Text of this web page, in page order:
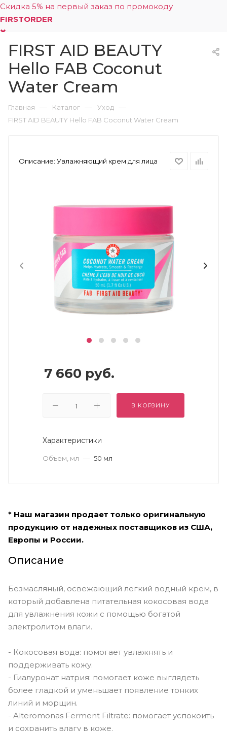
Скидка 5% на первый заказ по промокоду
FIRSTORDER
0
FIRST AID BEAUTY
Hello FAB Coconut
Water Cream
Главная — Каталог — Уход —
FIRST AID BEAUTY Hello FAB Coconut Water Cream
Описание: Увлажняющий крем для лица
7 660 руб.
В КОРЗИНУ
Характеристики
Объем, мл — 50 мл
* Наш магазин продает только оригинальную
продукцию от надежных поставщиков из США,
Европы и России.
Описание
Безмасляный, освежающий легкий водный крем, в
который добавлена ​​питательная кокосовая вода
для увлажнения кожи с помощью богатой
электролитом влаги.
- Кокосовая вода: помогает увлажнять и
поддерживать кожу.
- Гиалуронат натрия: помогает коже выглядеть
более гладкой и уменьшает появление тонких
линий и морщин.
- Alteromonas Ferment Filtrate: помогает успокоить
и сохранить влагу в коже.